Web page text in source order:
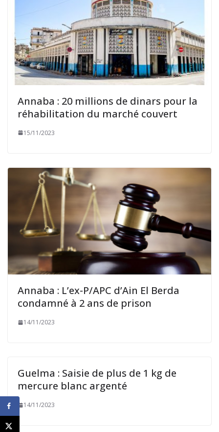
Annaba : 20 millions de dinars pour la
réhabilitation du marché couvert
15/11/2023
Annaba : L’ex-P/APC d’Ain El Berda
condamné à 2 ans de prison
14/11/2023
Guelma : Saisie de plus de 1 kg de
mercure blanc argenté
14/11/2023